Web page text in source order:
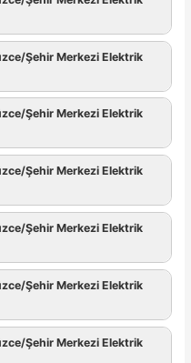
Şehir Merkezi Elektrik
Şehir Merkezi Elektrik
Şehir Merkezi Elektrik
Şehir Merkezi Elektrik
Şehir Merkezi Elektrik
Şehir Merkezi Elektrik